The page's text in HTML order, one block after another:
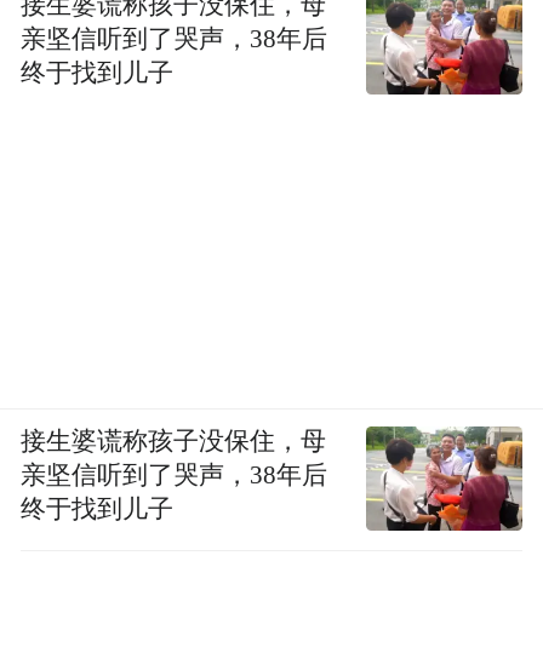
亲坚信听到了哭声，38年后
终于找到儿子
接生婆谎称孩子没保住，母
亲坚信听到了哭声，38年后
终于找到儿子